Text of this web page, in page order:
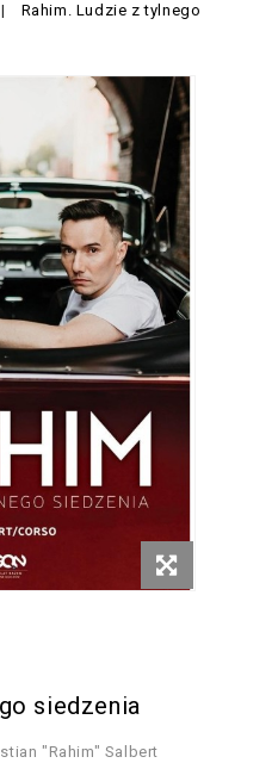
Rahim. Ludzie z tylnego
siedzenia
"Rahim" Salbert